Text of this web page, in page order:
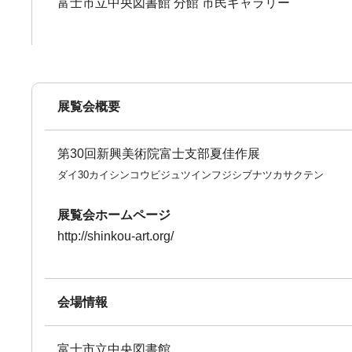
富士市立中央図書館 分館 市民ギャラリー
展覧会概要
第30回新興美術院富士支部夏佳作展
ダイ30カイシンコウビジュツインフジシブナツカサクテン
展覧会ホームページ
http://shinkou-art.org/
会場情報
富士市立中央図書館